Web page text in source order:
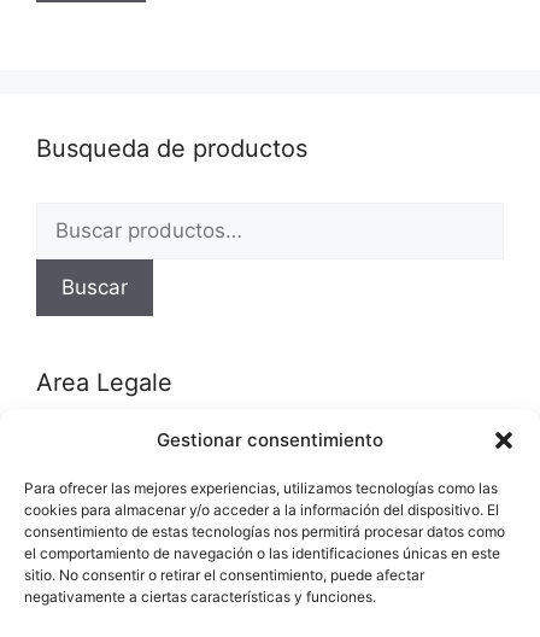
Gestionar consentimiento
Para ofrecer las mejores experiencias, utilizamos tecnologías como las
cookies para almacenar y/o acceder a la información del dispositivo. El
consentimiento de estas tecnologías nos permitirá procesar datos como
el comportamiento de navegación o las identificaciones únicas en este
sitio. No consentir o retirar el consentimiento, puede afectar
negativamente a ciertas características y funciones.
Busqueda de productos
por:
Buscar
Area Legale
Política de privacidad
Política de cookies (UE)
Categorías del producto